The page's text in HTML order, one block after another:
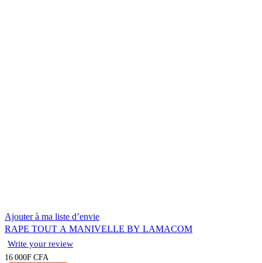
Ajouter à ma liste d’envie
RAPE TOUT A MANIVELLE BY LAMACOM
Write your review
16 000F CFA